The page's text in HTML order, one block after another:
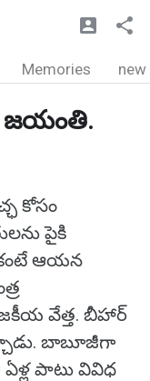
Memories new
జయంతి.
కోసం
పైకి
ఆయన
వేత్త. బీహార్
బాబూజీగా
ఏళ్ల పాటు వివిధ